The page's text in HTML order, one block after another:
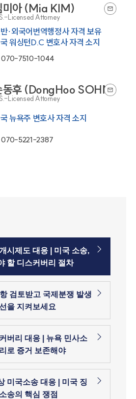
미아 (Mia KIM)
Licensed Attorney
·외국어번역행정사 자격 보유
워싱턴D.C 변호사 자격 소지
070-7510-1044
동후 (DongHoo SOHN)
Licensed Attorney
뉴욕주 변호사 자격 소지
070-5221-2387
시제도 대응 | 미국 소송,
할 디스커버리 절차
검토받고 국제분쟁 발생
을 지켜보세요
버리 대응 | 뉴욕 민사소
로 증거 보존해야
미국소송 대응 | 미국 징
송의 핵심 쟁점